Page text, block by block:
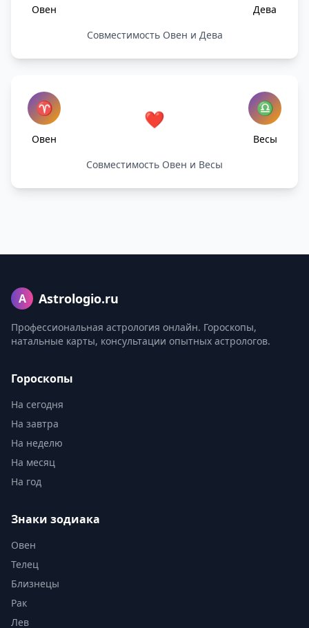
Овен
Дева
Совместимость Овен и Дева
♈
Овен
❤️ ♎
Весы
Совместимость Овен и Весы
A Astrologio.ru
Профессиональная астрология онлайн. Гороскопы,
натальные карты, консультации опытных астрологов.
Гороскопы
На сегодня
На завтра
На неделю
На месяц
На год
Знаки зодиака
Овен
Телец
Близнецы
Рак
Лев